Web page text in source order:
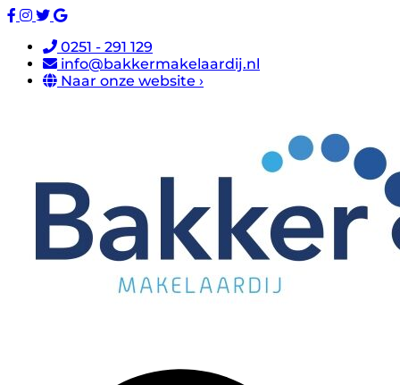
0251 - 291 129
info@bakkermakelaardij.nl
Naar onze website ›